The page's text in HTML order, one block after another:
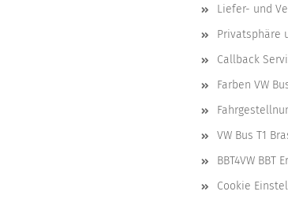
Liefer- und
Privatsphäre
Callback
Farben VW
VW Bus T1
BBT4VW BBT
Cookie